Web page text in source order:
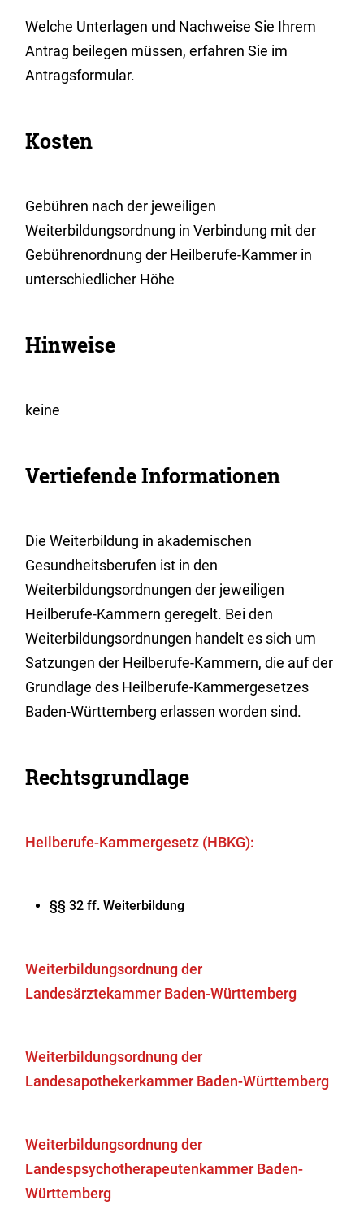
Welche Unterlagen und Nachweise Sie Ihrem
Antrag beilegen müssen, erfahren Sie im
Antragsformular.
Kosten
Gebühren nach der jeweiligen
Weiterbildungsordnung in Verbindung mit der
Gebührenordnung der Heilberufe-Kammer in
unterschiedlicher Höhe
Hinweise
keine
Vertiefende Informationen
Die Weiterbildung in akademischen
Gesundheitsberufen ist in den
Weiterbildungsordnungen der jeweiligen
Heilberufe-Kammern geregelt. Bei den
Weiterbildungsordnungen handelt es sich um
Satzungen der Heilberufe-Kammern, die auf der
Grundlage des Heilberufe-Kammergesetzes
Baden-Württemberg erlassen worden sind.
Rechtsgrundlage
Heilberufe-Kammergesetz (HBKG):
§§ 32 ff. Weiterbildung
Weiterbildungsordnung der
Landesärztekammer Baden-Württemberg
Weiterbildungsordnung der
Landesapothekerkammer Baden-Württemberg
Weiterbildungsordnung der
Landespsychotherapeutenkammer Baden-
Württemberg